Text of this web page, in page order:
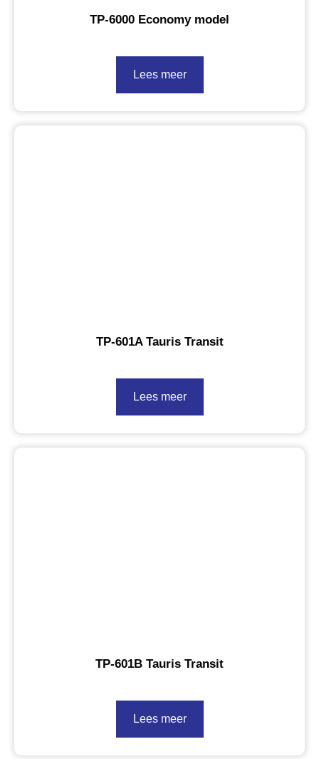
TP-6000 Economy model
Lees meer
TP-601A Tauris Transit
Lees meer
TP-601B Tauris Transit
Lees meer